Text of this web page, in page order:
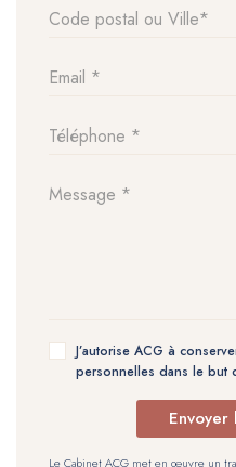
J’autorise ACG à
personnelles dans le but
Envoyer
Le Cabinet ACG met en œuvre un